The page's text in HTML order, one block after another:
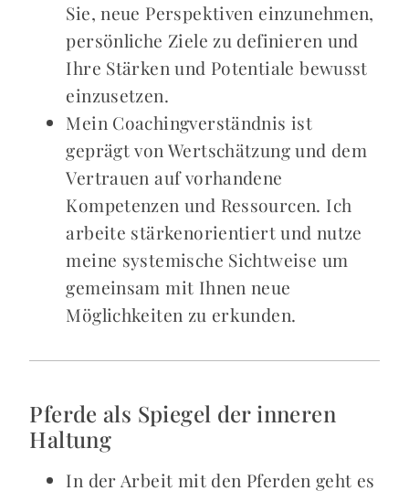
Sie, neue Perspektiven einzunehmen,
persönliche Ziele zu definieren und
Ihre Stärken und Potentiale bewusst
einzusetzen.
Mein Coachingverständnis ist
geprägt von Wertschätzung und dem
Vertrauen auf vorhandene
Kompetenzen und Ressourcen. Ich
arbeite stärkenorientiert und nutze
meine systemische Sichtweise um
gemeinsam mit Ihnen neue
Möglichkeiten zu erkunden.
Pferde als Spiegel der inneren
Haltung
In der Arbeit mit den Pferden geht es